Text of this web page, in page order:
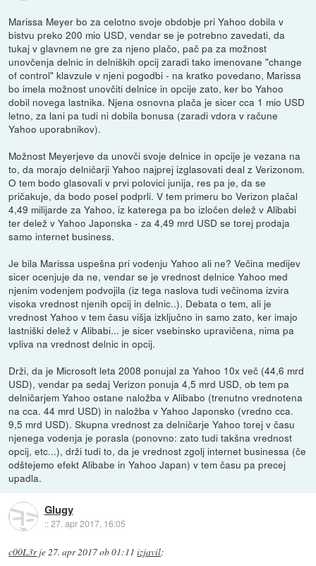
Marissa Meyer bo za celotno svoje obdobje pri Yahoo dobila v
bistvu preko 200 mio USD, vendar se je potrebno zavedati, da
tukaj v glavnem ne gre za njeno plačo, pač pa za možnost
unovčenja delnic in delniških opcij zaradi tako imenovane "change
of control" klavzule v njeni pogodbi - na kratko povedano, Marissa
bo imela možnost unovčiti delnice in opcije zato, ker bo Yahoo
dobil novega lastnika. Njena osnovna plača je sicer cca 1 mio USD
letno, za lani pa tudi ni dobila bonusa (zaradi vdora v račune
Yahoo uporabnikov).
Možnost Meyerjeve da unovči svoje delnice in opcije je vezana na
to, da morajo delničarji Yahoo najprej izglasovati deal z Verizonom.
O tem bodo glasovali v prvi polovici junija, res pa je, da se
pričakuje, da bodo posel podprli. V tem primeru bo Verizon plačal
4,49 milijarde za Yahoo, iz katerega pa bo izločen delež v Alibabi
ter delež v Yahoo Japonska - za 4,49 mrd USD se torej prodaja
samo internet business.
Je bila Marissa uspešna pri vodenju Yahoo ali ne? Večina medijev
sicer ocenjuje da ne, vendar se je vrednost delnice Yahoo med
njenim vodenjem podvojila (iz tega naslova tudi večinoma izvira
visoka vrednost njenih opcij in delnic..). Debata o tem, ali je
vrednost Yahoo v tem času višja izključno in samo zato, ker imajo
lastniški delež v Alibabi... je sicer vsebinsko upravičena, nima pa
vpliva na vrednost delnic in opcij.
Drži, da je Microsoft leta 2008 ponujal za Yahoo 10x več (44,6 mrd
USD), vendar pa sedaj Verizon ponuja 4,5 mrd USD, ob tem pa
delničarjem Yahoo ostane naložba v Alibabo (trenutno vrednotena
na cca. 44 mrd USD) in naložba v Yahoo Japonsko (vredno cca.
9,5 mrd USD). Skupna vrednost za delničarje Yahoo torej v času
njenega vodenja je porasla (ponovno: zato tudi takšna vrednost
opcij, etc...), drži tudi to, da je vrednost zgolj internet businessa (če
odštejemo efekt Alibabe in Yahoo Japan) v tem času pa precej
upadla.
Glugy
::27. apr 2017, 16:05
c00L3rje27. apr 2017 ob 01:11 izjavil: